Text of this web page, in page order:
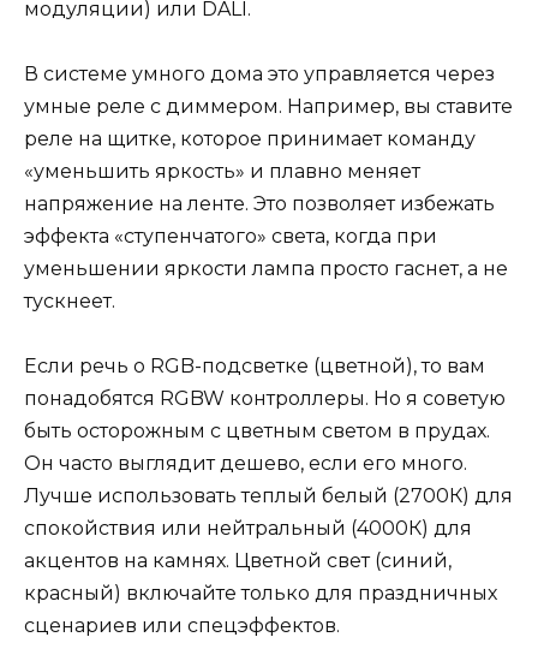
модуляции) или DALI.
В системе умного дома это управляется через
умные реле с диммером. Например, вы ставите
реле на щитке, которое принимает команду
«уменьшить яркость» и плавно меняет
напряжение на ленте. Это позволяет избежать
эффекта «ступенчатого» света, когда при
уменьшении яркости лампа просто гаснет, а не
тускнеет.
Если речь о RGB-подсветке (цветной), то вам
понадобятся RGBW контроллеры. Но я советую
быть осторожным с цветным светом в прудах.
Он часто выглядит дешево, если его много.
Лучше использовать теплый белый (2700К) для
спокойствия или нейтральный (4000К) для
акцентов на камнях. Цветной свет (синий,
красный) включайте только для праздничных
сценариев или спецэффектов.